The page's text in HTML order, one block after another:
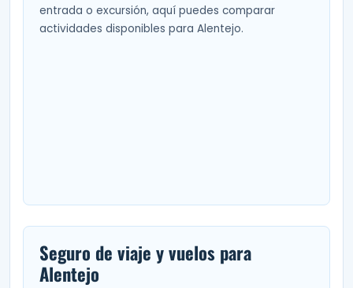
entrada o excursión, aquí puedes comparar
actividades disponibles para Alentejo.
Seguro de viaje y vuelos para
Alentejo